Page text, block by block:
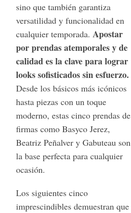
sino que también garantiza
versatilidad y funcionalidad en
cualquier temporada. Apostar
por prendas atemporales y de
calidad es la clave para lograr
looks sofisticados sin esfuerzo.
Desde los básicos más icónicos
hasta piezas con un toque
moderno, estas cinco prendas de
firmas como Basyco Jerez,
Beatriz Peñalver y Gabuteau son
la base perfecta para cualquier
ocasión.
Los siguientes cinco
imprescindibles demuestran que